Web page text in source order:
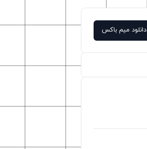
دانلود میم باکس